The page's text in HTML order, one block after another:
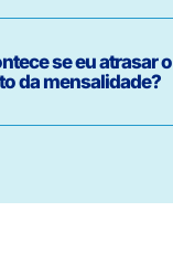
se eu atrasar o
da mensalidade?